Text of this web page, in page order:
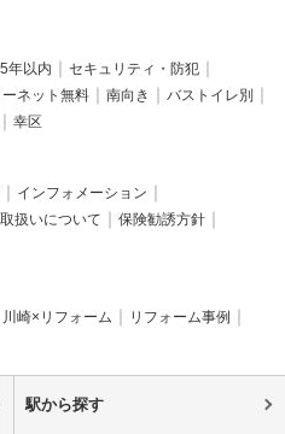
年以内
セキュリティ・防犯
ネット無料 南向き
バストイレ別
幸区
インフォメーション
扱いについて
保険勧誘方針
川崎×リフォーム
リフォーム事例
駅から探す